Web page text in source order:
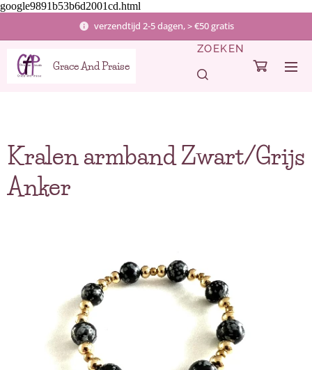
google9891b53b6d2001cd.html
verzendtijd 2-5 dagen, > €50 gratis
Grace And Praise
ZOEKEN
Kralen armband Zwart/Grijs
Anker